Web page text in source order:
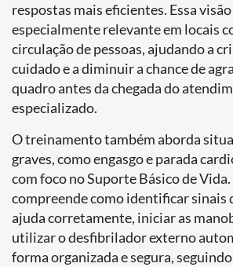
respostas mais eficientes. Essa
especialmente relevante em locais
circulação de pessoas, ajudando a
cuidado e a diminuir a chance de
quadro antes da chegada do
especializado.
O treinamento também aborda
graves, como engasgo e parada
com foco no Suporte Básico de Vida.
compreende como identificar sinais
ajuda corretamente, iniciar as
utilizar o desfibrilador externo
forma organizada e segura,